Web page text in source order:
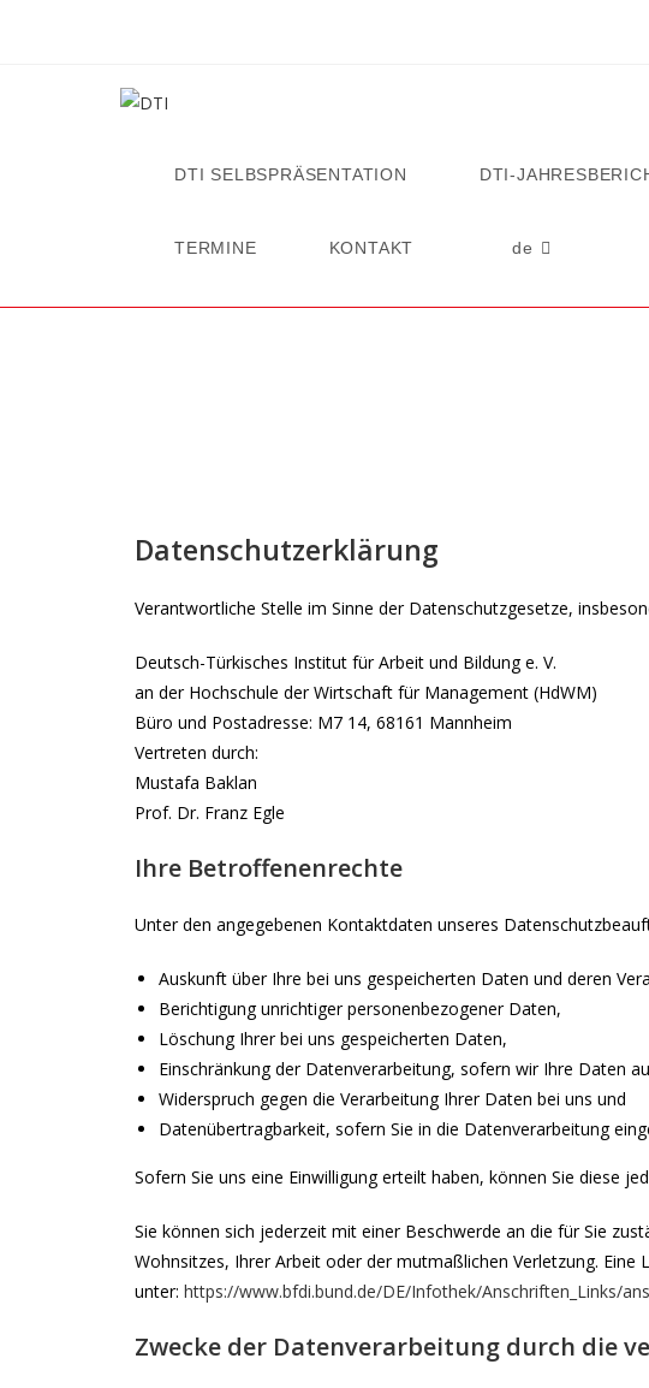
DTI SELBSPRÄSENTATION DTI-
TERMINE KONTAKT de
Datenschutzerklärung
Verantwortliche Stelle im Sinne der Datenschutzgesetze,
Deutsch-Türkisches Institut für Arbeit und Bildung e. V.
an der Hochschule der Wirtschaft für Management (HdWM)
Büro und Postadresse: M7 14, 68161 Mannheim
Vertreten durch:
Mustafa Baklan
Prof. Dr. Franz Egle
Ihre Betroffenenrechte
Unter den angegebenen Kontaktdaten unseres
Auskunft über Ihre bei uns gespeicherten Daten und deren
Berichtigung unrichtiger personenbezogener Daten,
Löschung Ihrer bei uns gespeicherten Daten,
Einschränkung der Datenverarbeitung, sofern wir Ihre Daten
Widerspruch gegen die Verarbeitung Ihrer Daten bei uns und
Datenübertragbarkeit, sofern Sie in die Datenverarbeitung
Sofern Sie uns eine Einwilligung erteilt haben, können Sie diese
Sie können sich jederzeit mit einer Beschwerde an die für Sie
Wohnsitzes, Ihrer Arbeit oder der mutmaßlichen Verletzung.
unter: https://www.bfdi.bund.de/DE/Infothek/Anschriften_Links/
Zwecke der Datenverarbeitung durch die